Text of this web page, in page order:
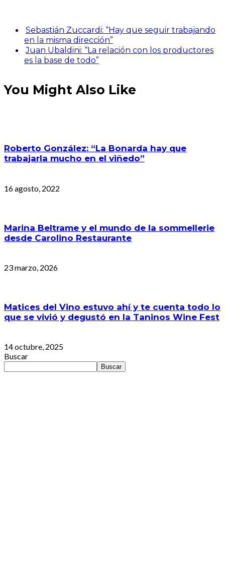
Sebastián Zuccardi: “Hay que seguir trabajando
en la misma dirección”
Juan Ubaldini: “La relación con los productores
es la base de todo”
You Might Also Like
Roberto González: “La Bonarda hay que
trabajarla mucho en el viñedo”
16 agosto, 2022
Marina Beltrame y el mundo de la sommellerie
desde Carolino Restaurante
23 marzo, 2026
Matices del Vino estuvo ahí y te cuenta todo lo
que se vivió y degustó en la Taninos Wine Fest
14 octubre, 2025
Buscar
Buscar